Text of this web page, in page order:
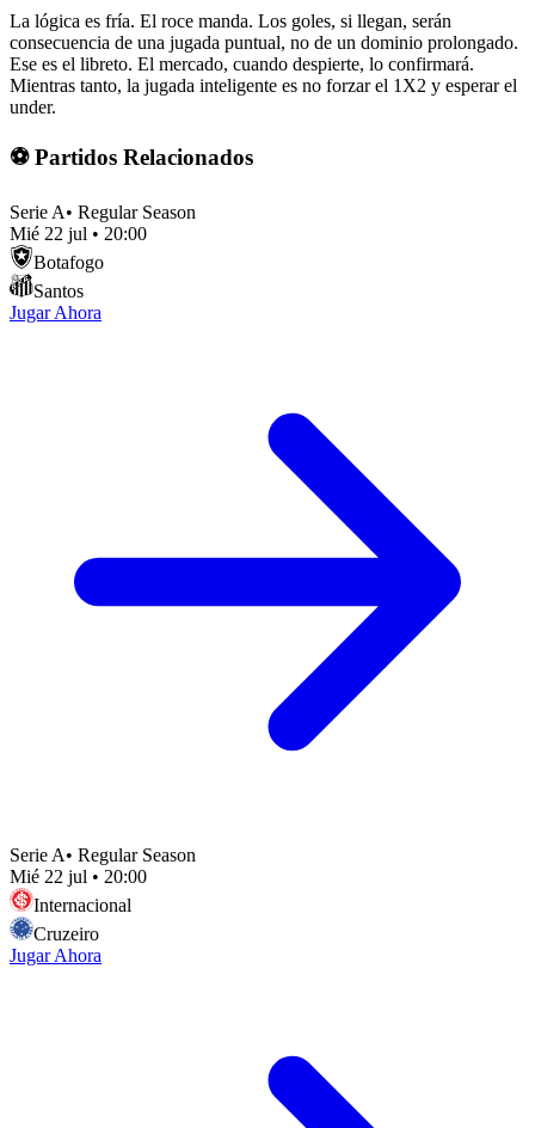
La lógica es fría. El roce manda. Los goles, si llegan, serán
consecuencia de una jugada puntual, no de un dominio prolongado.
Ese es el libreto. El mercado, cuando despierte, lo confirmará.
Mientras tanto, la jugada inteligente es no forzar el 1X2 y esperar el
under.
⚽ Partidos Relacionados
Serie A• Regular Season
Mié 22 jul • 20:00
Botafogo
Santos
Jugar Ahora
Serie A• Regular Season
Mié 22 jul • 20:00
Internacional
Cruzeiro
Jugar Ahora